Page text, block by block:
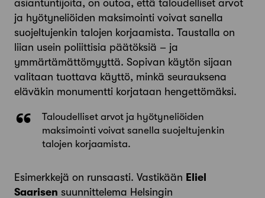
asiantuntijoita, on outoa, että taloudelliset arvot
ja hyötyneliöiden maksimointi voivat sanella
suojeltujenkin talojen korjaamista. Taustalla on
liian usein poliittisia päätöksiä – ja
ymmärtämättömyyttä. Sopivan käytön sijaan
valitaan tuottava käyttö, minkä seurauksena
eläväkin monumentti korjataan hengettömäksi.
Taloudelliset arvot ja hyötyneliöiden
maksimointi voivat sanella suojeltujenkin
talojen korjaamista.
Esimerkkejä on runsaasti. Vastikään Eliel
Saarisen suunnittelema Helsingin